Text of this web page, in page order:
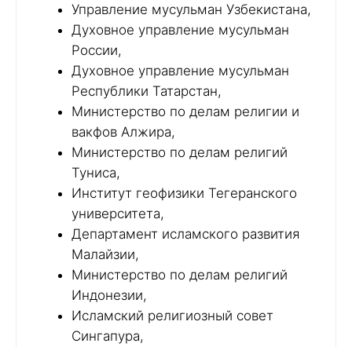
Управление мусульман Узбекистана,
Духовное управление мусульман
России,
Духовное управление мусульман
Республики Татарстан,
Министерство по делам религии и
вакфов Алжира,
Министерство по делам религий
Туниса,
Институт геофизики Тегеранского
университета,
Департамент исламского развития
Малайзии,
Министерство по делам религий
Индонезии,
Исламский религиозный совет
Сингапура,